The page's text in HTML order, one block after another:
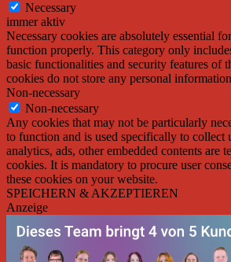
Necessary
immer aktiv
Necessary cookies are absolutely essential
function properly. This category only
basic functionalities and security features of
cookies do not store any personal
Non-necessary
Non-necessary
Any cookies that may not be particularly
to function and is used specifically to collect
analytics, ads, other embedded contents are
cookies. It is mandatory to procure user
these cookies on your website.
SPEICHERN & AKZEPTIEREN
Anzeige